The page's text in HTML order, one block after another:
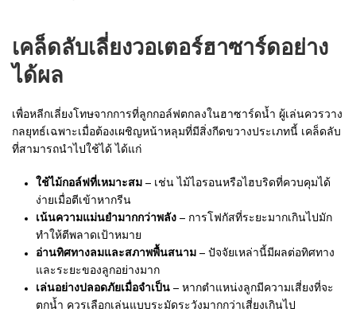
เคล็ดลับเลี่ยงวอเตอร์ฮาซาร์ดอย่าง
ได้ผล
เพื่อหลีกเลี่ยงโทษจากการที่ลูกกอล์ฟตกลงในฮาซาร์ดน้ำ ผู้เล่นควรวาง
กลยุทธ์เฉพาะเมื่อต้องเผชิญหน้าหลุมที่มีสิ่งกีดขวางประเภทนี้ เคล็ดลับ
ที่สามารถนำไปใช้ได้ ได้แก่
ใช้ไม้กอล์ฟที่เหมาะสม – เช่น ไม้ไอรอนหรือไฮบริดที่ควบคุมได้
ง่ายเมื่อตีเข้าหากรีน
เน้นความแม่นยำมากกว่าพลัง – การโฟกัสที่ระยะมากเกินไปมัก
ทำให้ตีพลาดเป้าหมาย
อ่านทิศทางลมและสภาพพื้นสนาม – ปัจจัยเหล่านี้มีผลต่อทิศทาง
และระยะของลูกอย่างมาก
เล่นอย่างปลอดภัยเมื่อจำเป็น – หากตำแหน่งลูกมีความเสี่ยงที่จะ
ตกน้ำ ควรเลือกเล่นแบบระมัดระวังมากกว่าเสี่ยงเกินไป